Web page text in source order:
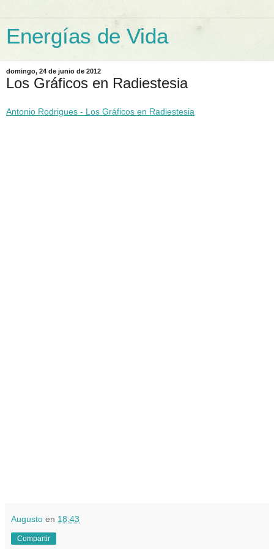
Energías de Vida
domingo, 24 de junio de 2012
Los Gráficos en Radiestesia
Antonio Rodrigues - Los Gráficos en Radiestesia
Augusto en 18:43
Compartir